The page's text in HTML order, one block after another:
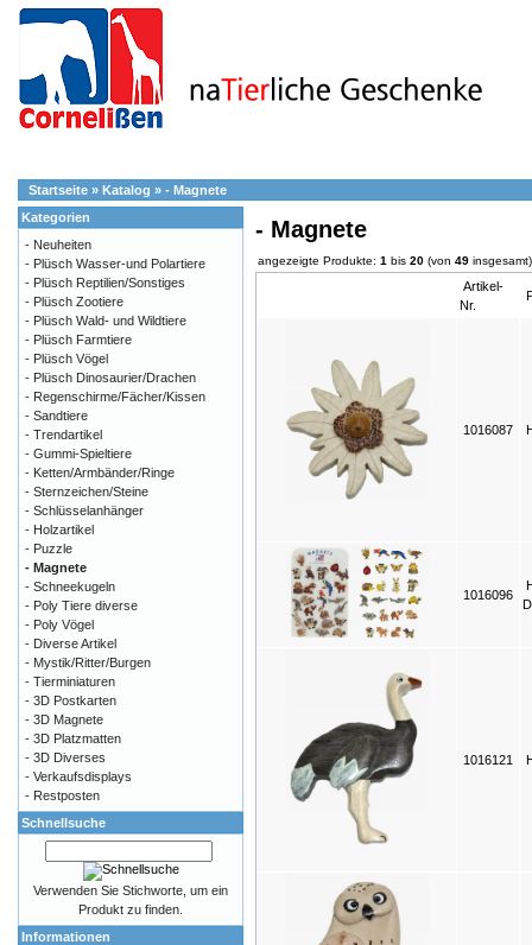
Startseite » Katalog » - Magnete
- Magnete
angezeigte Produkte: 1 bis 20 (von 49 insgesamt)
Artikel-
Nr.
1016087
1016096
1016121
Kategorien
- Neuheiten
- Plüsch Wasser-und Polartiere
- Plüsch Reptilien/Sonstiges
- Plüsch Zootiere
- Plüsch Wald- und Wildtiere
- Plüsch Farmtiere
- Plüsch Vögel
- Plüsch Dinosaurier/Drachen
- Regenschirme/Fächer/Kissen
- Sandtiere
- Trendartikel
- Gummi-Spieltiere
- Ketten/Armbänder/Ringe
- Sternzeichen/Steine
- Schlüsselanhänger
- Holzartikel
- Puzzle
- Magnete
- Schneekugeln
- Poly Tiere diverse
- Poly Vögel
- Diverse Artikel
- Mystik/Ritter/Burgen
- Tierminiaturen
- 3D Postkarten
- 3D Magnete
- 3D Platzmatten
- 3D Diverses
- Verkaufsdisplays
- Restposten
Schnellsuche
Verwenden Sie Stichworte, um ein
Produkt zu finden.
Informationen